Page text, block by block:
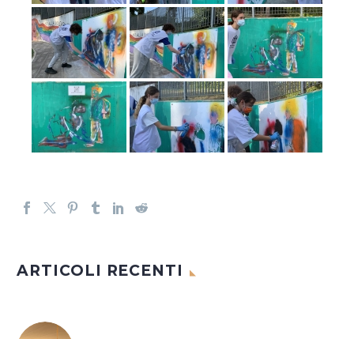
ARTICOLI RECENTI